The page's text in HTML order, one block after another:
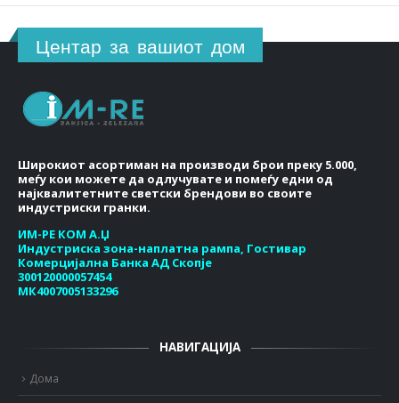
Центар за вашиот дом
Широкиот асортиман на производи брои преку 5.000,
меѓу кои можете да одлучувате и помеѓу едни од
најквалитетните светски брендови во своите
индустриски гранки.
ИМ-РЕ КОМ А.Џ
Индустриска зона-наплатна рампа, Гостивар
Комерцијална Банка АД Скопје
300120000057454
МК4007005133296
НАВИГАЦИЈА
Дома